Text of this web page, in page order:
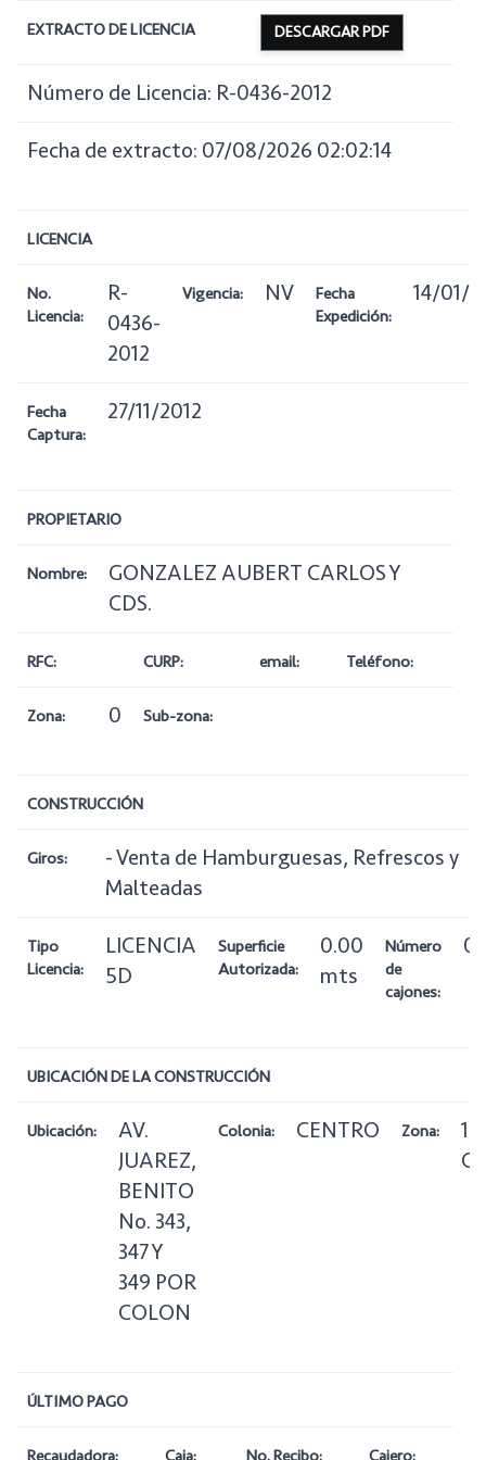
EXTRACTO DE LICENCIA DESCARGAR PDF
Número de Licencia: R-0436-2012
Fecha de extracto: 07/08/2026 02:02:14
LICENCIA
No.
Licencia:
R-
0436-
2012
Vigencia: NV
Fecha
Expedición:
14/01/
Fecha
Captura:
27/11/2012
PROPIETARIO
Nombre:
GONZALEZ AUBERT CARLOS Y
CDS.
RFC: CURP: email: Teléfono:
Zona: 0 Sub-zona:
CONSTRUCCIÓN
Giros:
- Venta de Hamburguesas, Refrescos y
Malteadas
Tipo
Licencia:
LICENCIA
5D
Superficie
Autorizada:
0.00
mts
Número
de
cajones:
0
UBICACIÓN DE LA CONSTRUCCIÓN
Ubicación:
AV.
JUAREZ,
BENITO
No. 343,
347 Y
349 POR
COLON
Colonia: CENTRO Zona:
1
ÚLTIMO PAGO